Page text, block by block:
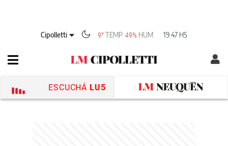
Cipolletti 9° TEMP 49% HUM 19:47 HS
ESCUCHÁ LU5